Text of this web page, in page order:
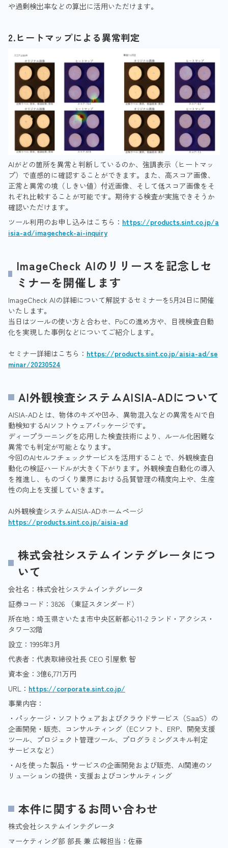
や過剰検出率などの算出に活用いただけます。
2.ヒートマップによる異常判定
AIがどの箇所を異常と判断しているのか、強調表示（ヒートマッ
プ）で直感的に確認することができます。また、高スコア画像、
正常と異常の境（しきい値）付近画像、そして低スコア画像をそ
れぞれ比較することが可能です。期待する検査が実施できそうか
確認いただけます。
ツール利用のお申し込みはこちら： https://products.sint.co.jp/a
isia-ad/imagecheck-ai-inquiry
ImageCheck AIのリリースを記念しセ
ミナーを開催します
ImageCheck AIの詳細について解説するセミナーを5月24日に開催
いたします。
当日はツールの使い方と合わせ、PoCの進め方や、目視検査自動
化を実現した事例などについてご紹介します。
セミナー詳細はこちら： https://products.sint.co.jp/aisia-ad/se
minar/20230524
AI外観検査システムAISIA-ADについて
AISIA-ADとは、物体のキズや凹み、異物混入などの異常をAIで自
動検知するAIソフトウェアパッケージです。
ディープラーニングを応用した検査技術により、ルール化困難な
異常でも判定が可能となります。
今回のAIセルフチェックサービスを活用することで、外観検査自
動化の検証ハードルが大きく下がります。外観検査自動化の導入
を推進し、ものづくり業界における品質管理の精度向上や、生産
性の向上を支援していきます。
AI外観検査システムAISIA-ADホームページ
https://products.sint.co.jp/aisia-ad
株式会社システムインテグレータにつ
いて
会社名：株式会社システムインテグレータ
証券コード：3826 （東証スタンダード）
所在地：埼玉県さいたま市中央区新都心11-2 ランド・アクシス・
タワー32階
設立：1995年3月
代表者：代表取締役社長 CEO 引屋敷 智
資本金：3億6,771万円
URL： https://corporate.sint.co.jp/
事業内容：
・パッケージ・ソフトウェアおよびクラウドサービス（SaaS）の
企画開発・販売、コンサルティング（ECソフト、ERP、開発支援
ツール、プロジェクト管理ツール、プログラミングスキル判定
サービスなど）
・AIを使った製品・サービスの企画開発および販売、AI関連のソ
リューションの提供・支援およびコンサルティング
本件に関するお問い合わせ
株式会社システムインテグレータ
マーケティング部 部長 兼 広報担当：佐藤